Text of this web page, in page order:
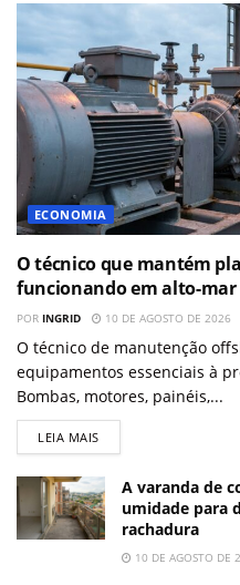
ECONOMIA
O técnico que mantém
funcionando em alto-mar
POR INGRID 10 DE AGOSTO DE 2026
O técnico de manutenção
equipamentos essenciais à
Bombas, motores, painéis,...
LEIA MAIS
A varanda de
umidade para
rachadura
10 DE AGOSTO DE